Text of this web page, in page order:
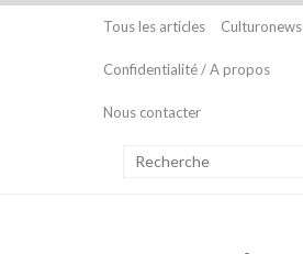
Tous les articles Culturonews
Confidentialité / A propos
Nous contacter